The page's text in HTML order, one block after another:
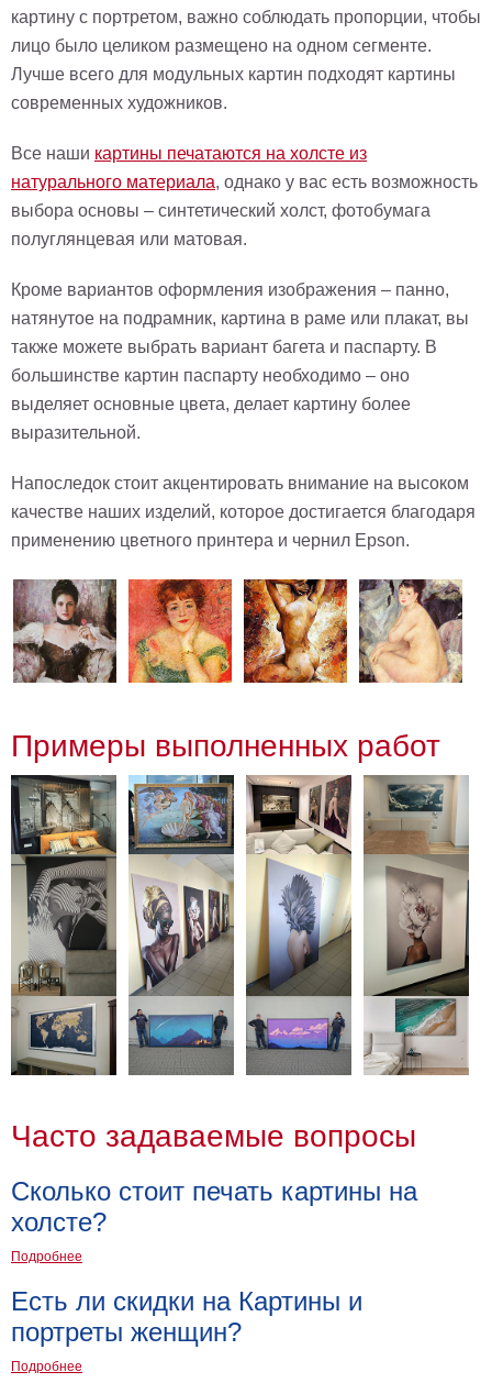
картину с портретом, важно соблюдать пропорции, чтобы
лицо было целиком размещено на одном сегменте.
Лучше всего для модульных картин подходят картины
современных художников.
Все наши картины печатаются на холсте из
натурального материала, однако у вас есть возможность
выбора основы – синтетический холст, фотобумага
полуглянцевая или матовая.
Кроме вариантов оформления изображения – панно,
натянутое на подрамник, картина в раме или плакат, вы
также можете выбрать вариант багета и паспарту. В
большинстве картин паспарту необходимо – оно
выделяет основные цвета, делает картину более
выразительной.
Напоследок стоит акцентировать внимание на высоком
качестве наших изделий, которое достигается благодаря
применению цветного принтера и чернил Epson.
Примеры выполненных работ
Часто задаваемые вопросы
Сколько стоит печать картины на
холсте?
Подробнее
Есть ли скидки на Картины и
портреты женщин?
Подробнее